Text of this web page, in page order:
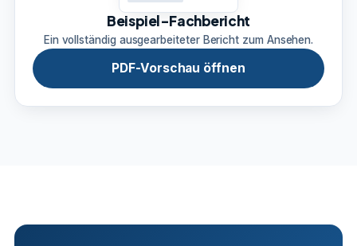
Beispiel-Fachbericht
Ein vollständig ausgearbeiteter Bericht zum Ansehen.
PDF-Vorschau öffnen